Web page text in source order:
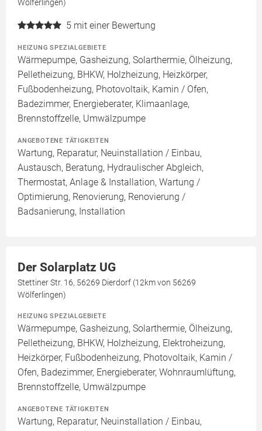
Wölferlingen)
5 mit einer Bewertung
HEIZUNG SPEZIALGEBIETE
Wärmepumpe, Gasheizung, Solarthermie, Ölheizung,
Pelletheizung, BHKW, Holzheizung, Heizkörper,
Fußbodenheizung, Photovoltaik, Kamin / Ofen,
Badezimmer, Energieberater, Klimaanlage,
Brennstoffzelle, Umwälzpumpe
ANGEBOTENE TÄTIGKEITEN
Wartung, Reparatur, Neuinstallation / Einbau,
Austausch, Beratung, Hydraulischer Abgleich,
Thermostat, Anlage & Installation, Wartung /
Optimierung, Renovierung, Renovierung /
Badsanierung, Installation
Der Solarplatz UG
Stettiner Str. 16, 56269 Dierdorf (12km von 56269
Wölferlingen)
HEIZUNG SPEZIALGEBIETE
Wärmepumpe, Gasheizung, Solarthermie, Ölheizung,
Pelletheizung, BHKW, Holzheizung, Elektroheizung,
Heizkörper, Fußbodenheizung, Photovoltaik, Kamin /
Ofen, Badezimmer, Energieberater, Wohnraumlüftung,
Brennstoffzelle, Umwälzpumpe
ANGEBOTENE TÄTIGKEITEN
Wartung, Reparatur, Neuinstallation / Einbau,